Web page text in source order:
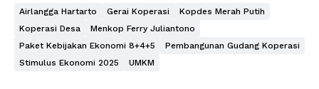
Airlangga Hartarto Gerai Koperasi
Kopdes Merah Putih
Koperasi Desa
Menkop Ferry Juliantono
Paket Kebijakan Ekonomi 8+4+5
Pembangunan Gudang Koperasi
Stimulus Ekonomi 2025
UMKM